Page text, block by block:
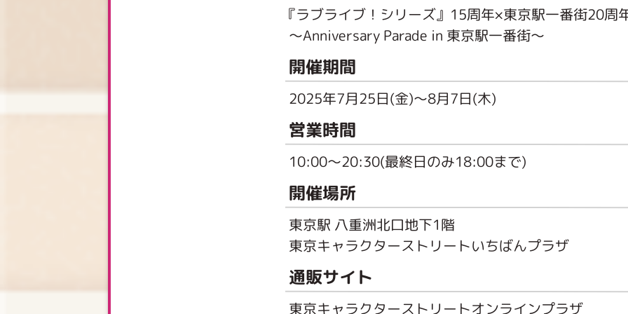
『ラブライブ！シリーズ』15周年×東京駅一番街20周
〜Anniversary Parade in 東京駅一番街〜
開催期間
2025年7月25日(金)〜8月7日(木)
営業時間
10:00～20:30(最終日のみ18:00まで)
開催場所
東京駅 八重洲北口地下1階
東京キャラクターストリートいちばんプラザ
通販サイト
東京キャラクターストリートオンラインプラザ